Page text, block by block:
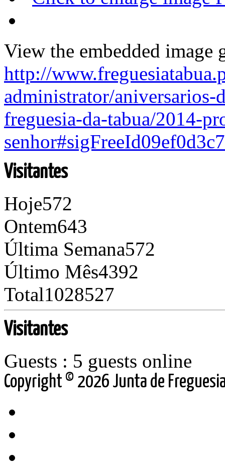
View the embedded image
http://
administrator/
freguesia-da-tabua/2014-
Visitantes
Hoje572
Ontem643
Última Semana572
Último Mês4392
Total1028527
Visitantes
Guests : 5 guests online
Copyright © 2026 Junta de